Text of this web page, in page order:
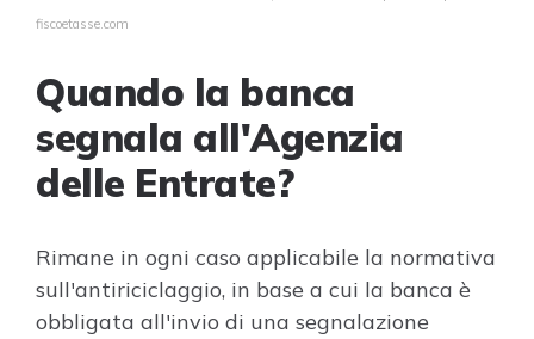
fiscoetasse.com
Quando la banca
segnala all'Agenzia
delle Entrate?
Rimane in ogni caso applicabile la normativa
sull'antiriciclaggio, in base a cui la banca è
obbligata all'invio di una segnalazione